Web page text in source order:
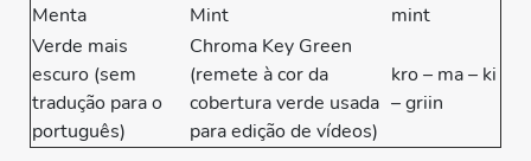
Menta
Mint
mint
Verde mais
escuro (sem
tradução para o
português)
Chroma Key Green
(remete à cor da
cobertura verde usada
para edição de vídeos)
kro – ma – ki
– griin